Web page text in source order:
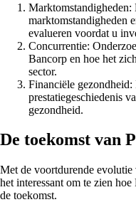
Marktomstandigheden:
marktomstandigheden
evalueren voordat u
Concurrentie:
Bancorp en hoe het
sector.
Financiële
prestatiegeschiedenis
gezondheid.
De toekomst van
Met de voortdurende evolutie
het interessant om te zien
de toekomst.